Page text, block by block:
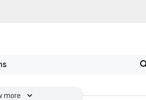
more